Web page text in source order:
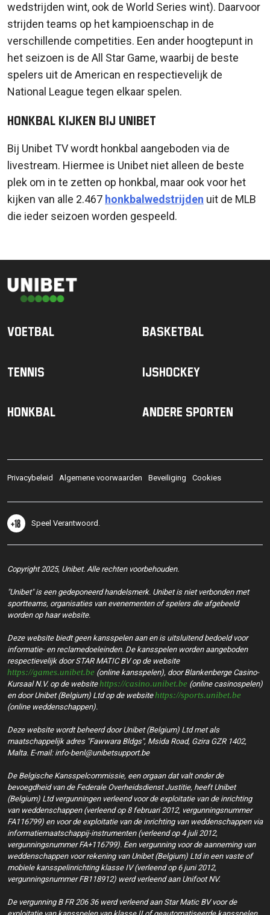
wedstrijden wint, ook de World Series wint). Daarvoor
strijden teams op het kampioenschap in de
verschillende competities. Een ander hoogtepunt in
het seizoen is de All Star Game, waarbij de beste
spelers uit de American en respectievelijk de
National League tegen elkaar spelen.
Honkbal kijken bij Unibet
Bij Unibet TV wordt honkbal aangeboden via de
livestream. Hiermee is Unibet niet alleen de beste
plek om in te zetten op honkbal, maar ook voor het
kijken van alle 2.467 honkbalwedstrijden uit de MLB
die ieder seizoen worden gespeeld.
Voetbal Basketbal
Tennis IJshockey
Honkbal Andere sporten
Privacybeleid Algemene voorwaarden Beveiliging Cookies
Speel Verantwoord.
Copyright 2025, Unibet. Alle rechten voorbehouden.
"Unibet" is een gedeponeerd handelsmerk. Unibet is niet verbonden met
sportteams, organisaties van evenementen of spelers die afgebeeld
worden op haar website.
Deze website biedt geen kansspelen aan en is uitsluitend bedoeld voor
informatie- en reclamedoeleinden. De kansspelen worden aangeboden
respectievelijk door STAR MATIC BV op de website
https://games.unibet.be (online kansspelen), door Blankenberge Casino-
Kursaal N.V. op de website https://casino.unibet.be (online casinospelen)
en door Unibet (Belgium) Ltd op de website https://sports.unibet.be
(online weddenschappen).
Deze website wordt beheerd door Unibet (Belgium) Ltd met als
maatschappelijk adres "Fawwara Bldgs", Msida Road, Gzira GZR 1402,
Malta. E-mail: info-benl@unibetsupport.be
De Belgische Kansspelcommissie, een orgaan dat valt onder de
bevoegdheid van de Federale Overheidsdienst Justitie, heeft Unibet
(Belgium) Ltd vergunningen verleend voor de exploitatie van de inrichting
van weddenschappen (verleend op 8 februari 2012, vergunningsnummer
FA116799) en voor de exploitatie van de inrichting van weddenschappen via
informatiemaatschappij-instrumenten (verleend op 4 juli 2012,
vergunningsnummer FA+116799). Een vergunning voor de aanneming van
weddenschappen voor rekening van Unibet (Belgium) Ltd in een vaste of
mobiele kansspelinrichting klasse IV (verleend op 6 juni 2012,
vergunningsnummer FB118912) werd verleend aan Unifoot NV.
De vergunning B FR 206 36 werd verleend aan Star Matic BV voor de